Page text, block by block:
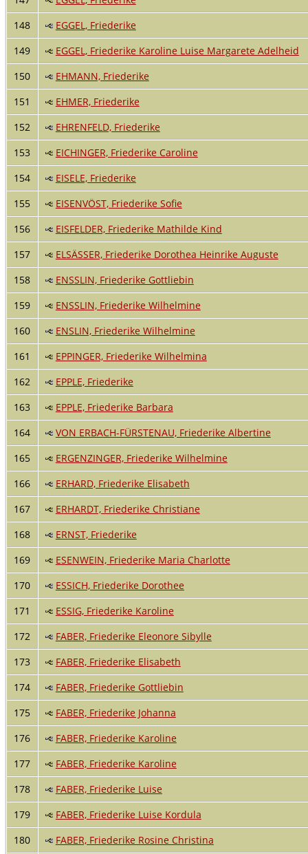
148
EGGEL, Friederike
149
EGGEL, Friederike Karoline Luise Margarete Adelheid
150
EHMANN, Friederike
151
EHMER, Friederike
152
EHRENFELD, Friederike
153
EICHINGER, Friederike Caroline
154
EISELE, Friederike
155
EISENVÖST, Friederike Sofie
156
EISFELDER, Friederike Mathilde Kind
157
ELSÄSSER, Friederike Dorothea Heinrike Auguste
158
ENSSLIN, Friederike Gottliebin
159
ENSSLIN, Friederike Wilhelmine
160
ENSLIN, Friederike Wilhelmine
161
EPPINGER, Friederike Wilhelmina
162
EPPLE, Friederike
163
EPPLE, Friederike Barbara
164
VON ERBACH-FÜRSTENAU, Friederike Albertine
165
ERGENZINGER, Friederike Wilhelmine
166
ERHARD, Friederike Elisabeth
167
ERHARDT, Friederike Christiane
168
ERNST, Friederike
169
ESENWEIN, Friederike Maria Charlotte
170
ESSICH, Friederike Dorothee
171
ESSIG, Friederike Karoline
172
FABER, Friederike Eleonore Sibylle
173
FABER, Friederike Elisabeth
174
FABER, Friederike Gottliebin
175
FABER, Friederike Johanna
176
FABER, Friederike Karoline
177
FABER, Friederike Karoline
178
FABER, Friederike Luise
179
FABER, Friederike Luise Kordula
180
FABER, Friederike Rosine Christina